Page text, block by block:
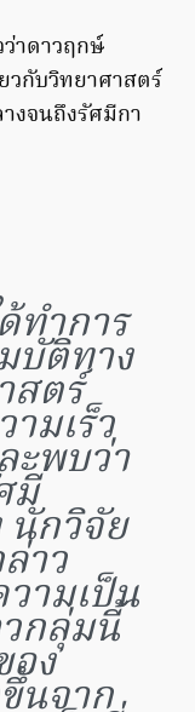
าดาวฤกษ์
วกับวิทยาศาสตร์
งจนถึงรัศมีกา
ทำการ
บัติทาง
สตร์
มเร็ว
ะพบว่า
มี
นักวิจัย
าว
ามเป็น
กลุ่มนี้
ง
นจาก